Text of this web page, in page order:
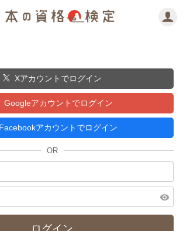
Xアカウントでログイン
Googleアカウントでログイン
Facebookアカウントでログイン
visibility